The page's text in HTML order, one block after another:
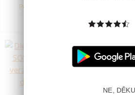
Podle názvu od A do Z
Dickie Auto SOS
druhy
NE,